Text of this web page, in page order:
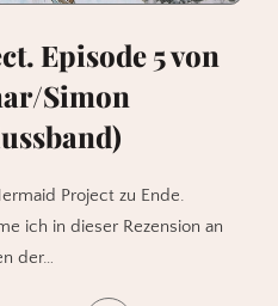
Episode 5 von
Simon
Project zu Ende.
ich in dieser Rezension an
der…